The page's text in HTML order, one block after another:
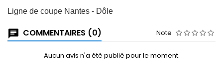
Ligne de coupe Nantes - Dôle
COMMENTAIRES (0) Note
Aucun avis n'a été publié pour le moment.